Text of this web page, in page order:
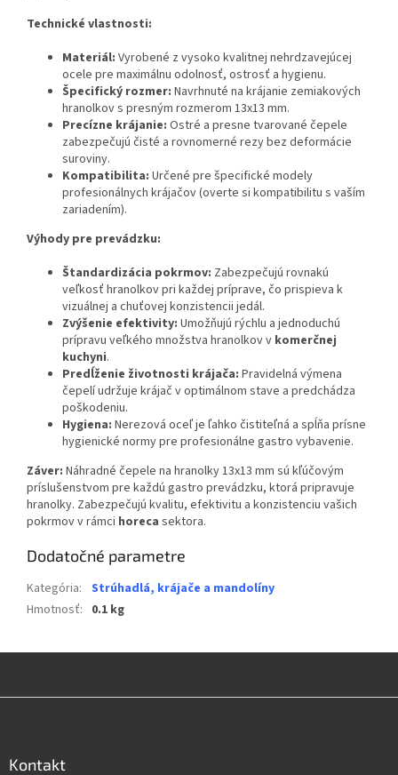
Technické vlastnosti:
Materiál: Vyrobené z vysoko kvalitnej nehrdzavejúcej
ocele pre maximálnu odolnosť, ostrosť a hygienu.
Špecifický rozmer: Navrhnuté na krájanie zemiakových
hranolkov s presným rozmerom 13x13 mm.
Precízne krájanie: Ostré a presne tvarované čepele
zabezpečujú čisté a rovnomerné rezy bez deformácie
suroviny.
Kompatibilita: Určené pre špecifické modely
profesionálnych krájačov (overte si kompatibilitu s vaším
zariadením).
Výhody pre prevádzku:
Štandardizácia pokrmov: Zabezpečujú rovnakú
veľkosť hranolkov pri každej príprave, čo prispieva k
vizuálnej a chuťovej konzistencii jedál.
Zvýšenie efektivity: Umožňujú rýchlu a jednoduchú
prípravu veľkého množstva hranolkov v komerčnej
kuchyni.
Predĺženie životnosti krájača: Pravidelná výmena
čepelí udržuje krájač v optimálnom stave a predchádza
poškodeniu.
Hygiena: Nerezová oceľ je ľahko čistiteľná a spĺňa prísne
hygienické normy pre profesionálne gastro vybavenie.
Záver: Náhradné čepele na hranolky 13x13 mm sú kľúčovým
príslušenstvom pre každú gastro prevádzku, ktorá pripravuje
hranolky. Zabezpečujú kvalitu, efektivitu a konzistenciu vašich
pokrmov v rámci horeca sektora.
Dodatočné parametre
Kategória: Strúhadlá, krájače a mandolíny
Hmotnosť: 0.1 kg
Kontakt